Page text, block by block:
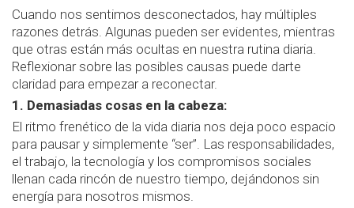
Cuando nos sentimos desconectados, hay múltiples
razones detrás. Algunas pueden ser evidentes, mientras
que otras están más ocultas en nuestra rutina diaria.
Reflexionar sobre las posibles causas puede darte
claridad para empezar a reconectar.
1. Demasiadas cosas en la cabeza:
El ritmo frenético de la vida diaria nos deja poco espacio
para pausar y simplemente “ser”. Las responsabilidades,
el trabajo, la tecnología y los compromisos sociales
llenan cada rincón de nuestro tiempo, dejándonos sin
energía para nosotros mismos.